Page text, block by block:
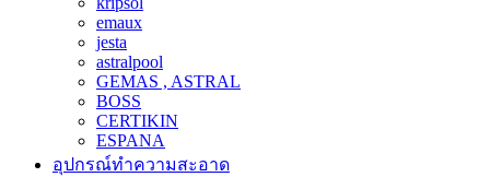
emaux
jesta
astralpool
GEMAS , ASTRAL
BOSS
CERTIKIN
ESPANA
อุปกรณ์ทำความสะอาด